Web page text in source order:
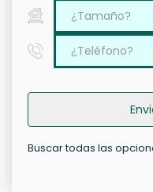
Buscar todas las